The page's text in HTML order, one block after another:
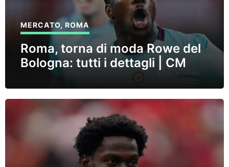
MERCATO, ROMA
Roma, torna di moda Rowe del
Bologna: tutti i dettagli | CM